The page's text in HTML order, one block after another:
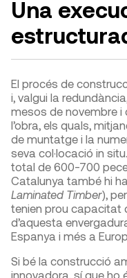
Una
El procés de
i, valgui la
mesos de novembre i
l’obra, els quals,
de muntatge i la
seva col·locació in
total de 600-700
Catalunya també hi
Laminated Timber),
tenien prou capacitat
d’aquesta
Espanya i més a
Si bé la construcció
innovadora, sí que ho